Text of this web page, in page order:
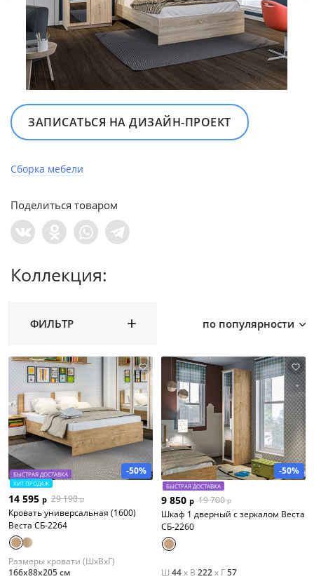
ЗАПИСАТЬСЯ НА ДИЗАЙН‍-‍ПРОЕКТ
Сборка мебели
Поделиться товаром
Коллекция:
ФИЛЬТР по популярности
-50%
БЫСТРАЯ ДОСТАВКА
ХИТ ПРОДАЖ
14 595 р 29 190 р
Кровать универсальная (1600)
Веста СБ-2264
Размеры кровати (ШхВхГ)
166х88х205 см
-50%
БЫСТРАЯ ДОСТАВКА
9 850 р 19 700 р
Шкаф 1 дверный с зеркалом Веста
СБ-2260
Ш 44x В 222x Г57